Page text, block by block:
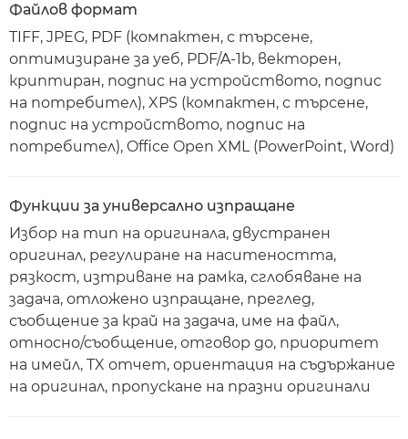
Файлов формат
TIFF, JPEG, PDF (компактен, с търсене,
оптимизиране за уеб, PDF/A-1b, векторен,
криптиран, подпис на устройството, подпис
на потребител), XPS (компактен, с търсене,
подпис на устройството, подпис на
потребител), Office Open XML (PowerPoint, Word)
Функции за универсално изпращане
Избор на тип на оригинала, двустранен
оригинал, регулиране на наситеността,
рязкост, изтриване на рамка, сглобяване на
задача, отложено изпращане, преглед,
съобщение за край на задача, име на файл,
относно/съобщение, отговор до, приоритет
на имейл, TX отчет, ориентация на съдържание
на оригинал, пропускане на празни оригинали